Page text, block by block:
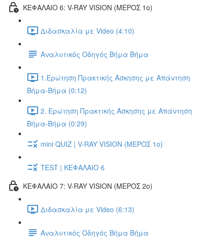
ΚΕΦΑΛΑΙΟ 6: V-RAY VISION (ΜΕΡΟΣ 1ο)
Διδασκαλία με Video (4:10)
Αναλυτικός Οδηγός Βήμα Βήμα
1.Ερώτηση Πρακτικής Άσκησης με Απάντηση
Βήμα-Βήμα (0:12)
2. Ερώτηση Πρακτικής Άσκησης με Απάντηση
Βήμα-Βήμα (0:29)
mini QUIZ | V-RAY VISION (ΜΕΡΟΣ 1ο)
TEST | ΚΕΦΑΛΑΙΟ 6
ΚΕΦΑΛΑΙΟ 7: V-RAY VISION (ΜΕΡΟΣ 2ο)
Διδασκαλία με Video (6:13)
Αναλυτικός Οδηγός Βήμα Βήμα